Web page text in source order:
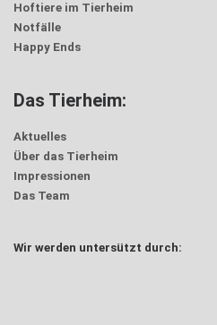
Hoftiere im Tierheim
Notfälle
Happy Ends
Das Tierheim:
Aktuelles
Über das Tierheim
Impressionen
Das Team
Wir werden untersützt durch: